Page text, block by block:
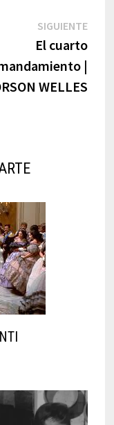
SIGUIENTENext
post:
El cuarto
|
WELLES